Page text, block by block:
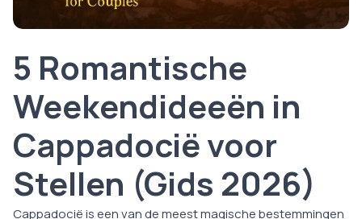
5 Romantische
Weekendideeën in
Cappadocië voor
Stellen (Gids 2026)
Cappadocië is een van de meest magische bestemmingen